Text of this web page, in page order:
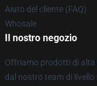
Aiuto del cliente (FAQ)
Whosale
Il nostro negozio
Offriamo prodotti di
dal nostro team di